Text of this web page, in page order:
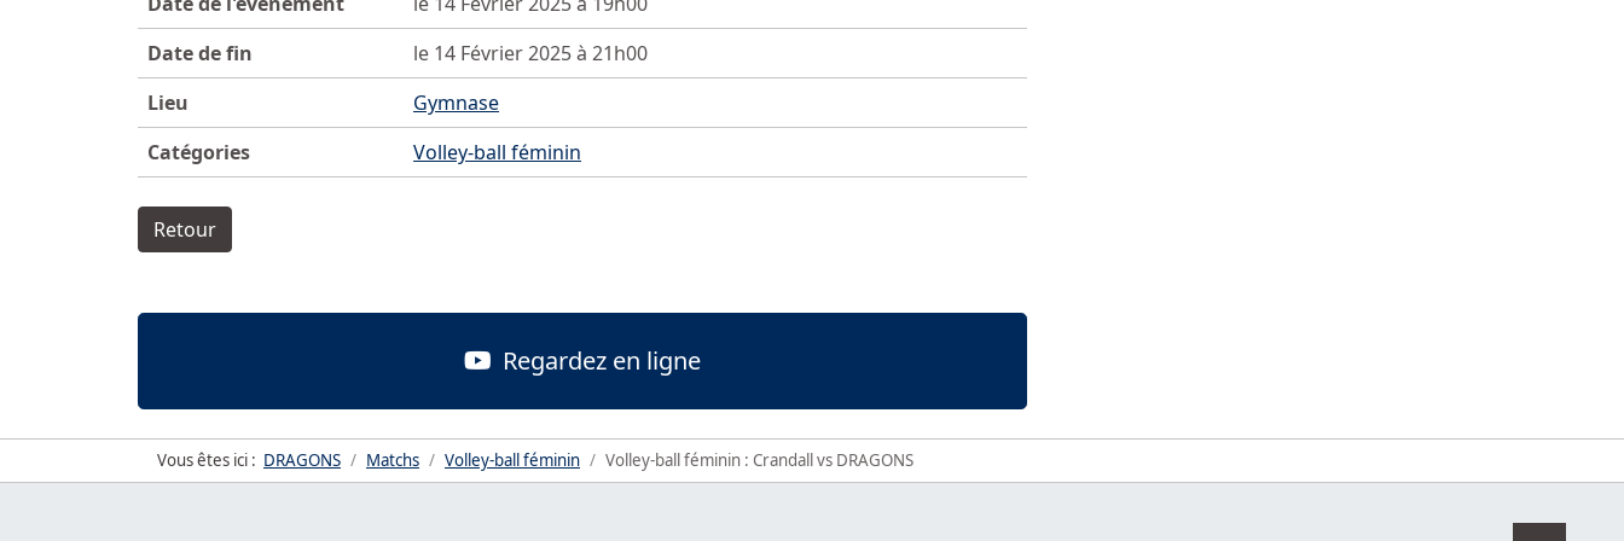
Date de fin
le 14 Février 2025 à 21h00
Lieu
Gymnase
Catégories
Volley-ball féminin
Retour
Regardez en ligne
Vous êtes ici : DRAGONS Matchs Volley-ball féminin Volley-ball féminin : Crandall vs DRAGONS